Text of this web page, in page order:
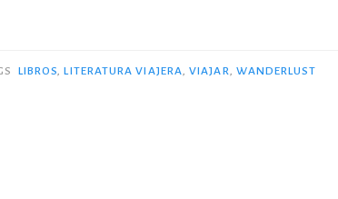
LIBROS,LITERATURA VIAJERA,VIAJAR, WANDERLUST